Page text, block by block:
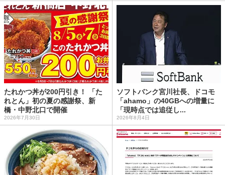
たれかつ丼が200円引き！ 「た
れとん」初の夏の感謝祭、新
橋・中野北口で開催
2026年7月30日
ソフトバンク宮川社長、ドコモ
「ahamo」の40GBへの増量に
「現時点では追従し...
2026年8月4日